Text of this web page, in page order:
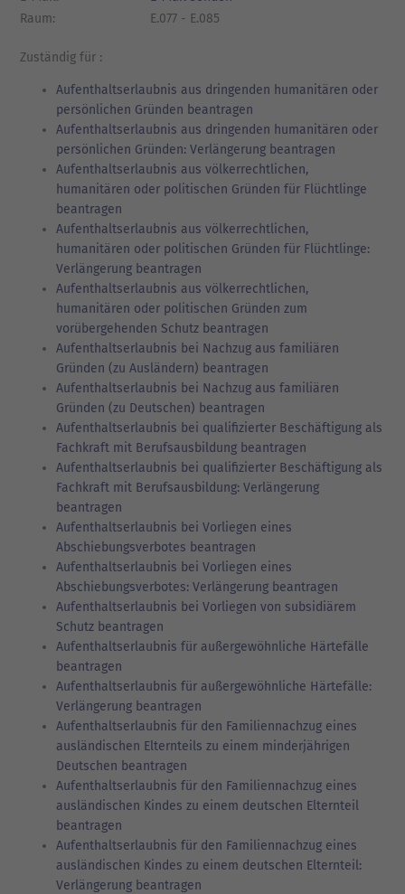
Raum:
E.077 - E.085
Zuständig für :
Aufenthaltserlaubnis aus dringenden humanitären oder
persönlichen Gründen beantragen
Aufenthaltserlaubnis aus dringenden humanitären oder
persönlichen Gründen: Verlängerung beantragen
Aufenthaltserlaubnis aus völkerrechtlichen,
humanitären oder politischen Gründen für Flüchtlinge
beantragen
Aufenthaltserlaubnis aus völkerrechtlichen,
humanitären oder politischen Gründen für Flüchtlinge:
Verlängerung beantragen
Aufenthaltserlaubnis aus völkerrechtlichen,
humanitären oder politischen Gründen zum
vorübergehenden Schutz beantragen
Aufenthaltserlaubnis bei Nachzug aus familiären
Gründen (zu Ausländern) beantragen
Aufenthaltserlaubnis bei Nachzug aus familiären
Gründen (zu Deutschen) beantragen
Aufenthaltserlaubnis bei qualifizierter Beschäftigung als
Fachkraft mit Berufsausbildung beantragen
Aufenthaltserlaubnis bei qualifizierter Beschäftigung als
Fachkraft mit Berufsausbildung: Verlängerung
beantragen
Aufenthaltserlaubnis bei Vorliegen eines
Abschiebungsverbotes beantragen
Aufenthaltserlaubnis bei Vorliegen eines
Abschiebungsverbotes: Verlängerung beantragen
Aufenthaltserlaubnis bei Vorliegen von subsidiärem
Schutz beantragen
Aufenthaltserlaubnis für außergewöhnliche Härtefälle
beantragen
Aufenthaltserlaubnis für außergewöhnliche Härtefälle:
Verlängerung beantragen
Aufenthaltserlaubnis für den Familiennachzug eines
ausländischen Elternteils zu einem minderjährigen
Deutschen beantragen
Aufenthaltserlaubnis für den Familiennachzug eines
ausländischen Kindes zu einem deutschen Elternteil
beantragen
Aufenthaltserlaubnis für den Familiennachzug eines
ausländischen Kindes zu einem deutschen Elternteil:
Verlängerung beantragen